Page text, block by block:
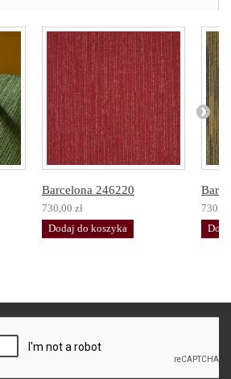
Barcelona 246220
730,00 zł
Dodaj do koszyka